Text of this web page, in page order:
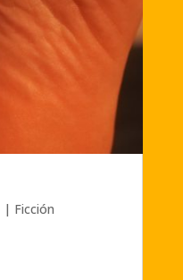
| Ficción